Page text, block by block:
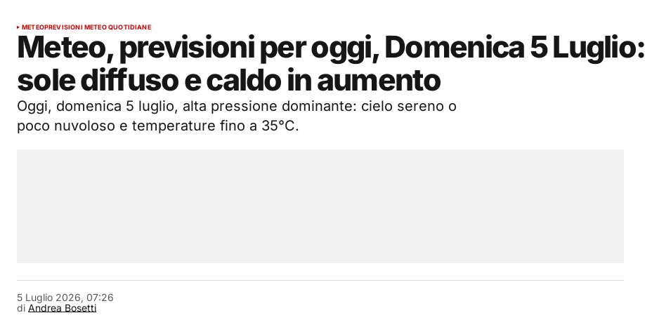
METEOPREVISIONI METEO QUOTIDIANE
Meteo, previsioni per oggi, Domenica 5 Luglio:
sole diffuso e caldo in aumento
Oggi, domenica 5 luglio, alta pressione dominante: cielo sereno o
poco nuvoloso e temperature fino a 35°C.
di Andrea Bosetti
5 Luglio 2026, 07:26